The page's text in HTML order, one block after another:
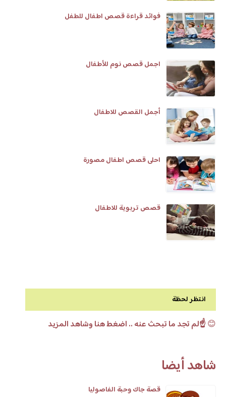
فوائد قراءة قصص اطفال للطفل
اجمل قصص نوم للأطفال
أجمل القصص للاطفال
احلى قصص اطفال مصورة
قصص تربوية للاطفال
انتظر لحظة
😊☝️لم تجد ما تبحث عنه .. اضغط هنا وشاهد المزيد
شاهد أيضا
قصة جاك وحبة الفاصوليا